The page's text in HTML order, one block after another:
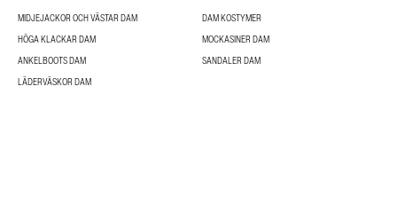
MIDJEJACKOR OCH VÄSTAR DAM
DAM KOSTYMER
HÖGA KLACKAR DAM
MOCKASINER DAM
ANKELBOOTS DAM
SANDALER DAM
LÄDERVÄSKOR DAM